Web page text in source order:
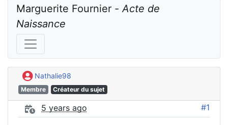
Marguerite Fournier - Acte de
Naissance
Nathalie98
Membre Créateur du sujet
5 years ago #1